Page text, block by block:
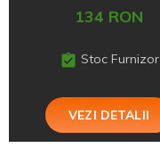
134 RON
Stoc Furnizor
VEZI DETALII